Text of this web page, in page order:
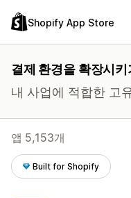
Shopify App Store
결제 환경을 확장시키
내 사업에 적합한 고
앱 5,153개
Built for Shopify